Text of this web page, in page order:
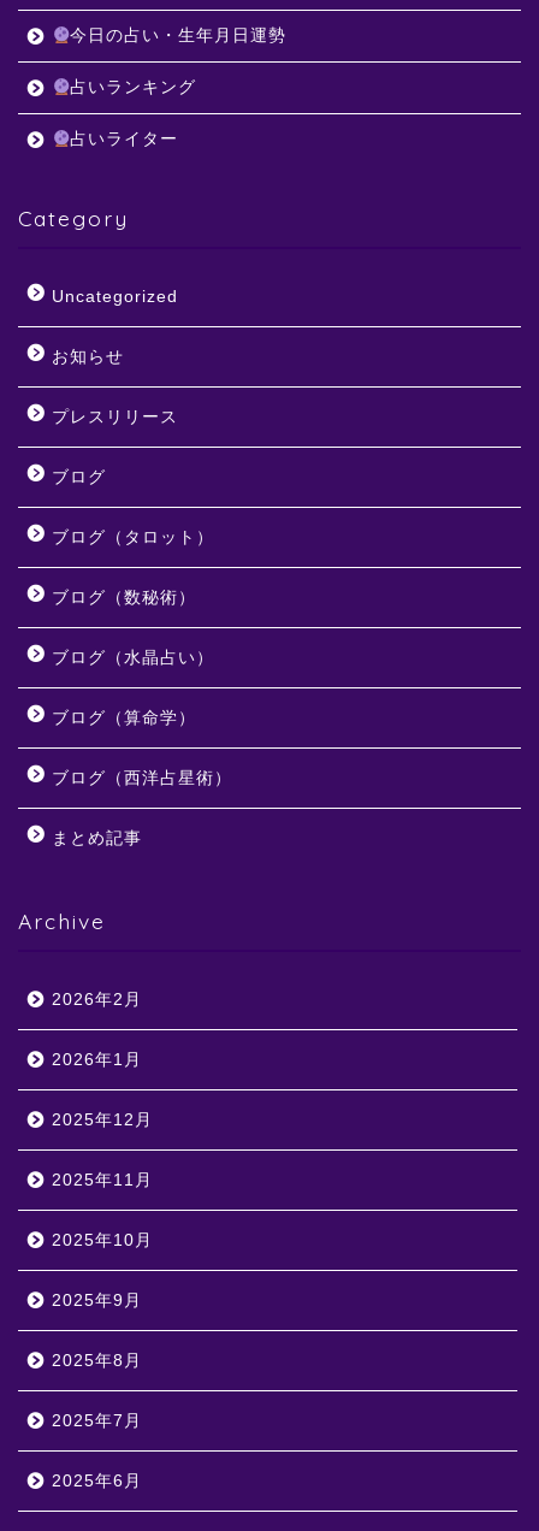
今日の占い・生年月日運勢
占いランキング
占いライター
Category
Uncategorized
お知らせ
プレスリリース
ブログ
ブログ（タロット）
ブログ（数秘術）
ブログ（水晶占い）
ブログ（算命学）
ブログ（西洋占星術）
まとめ記事
Archive
2026年2月
2026年1月
2025年12月
2025年11月
2025年10月
2025年9月
2025年8月
2025年7月
2025年6月